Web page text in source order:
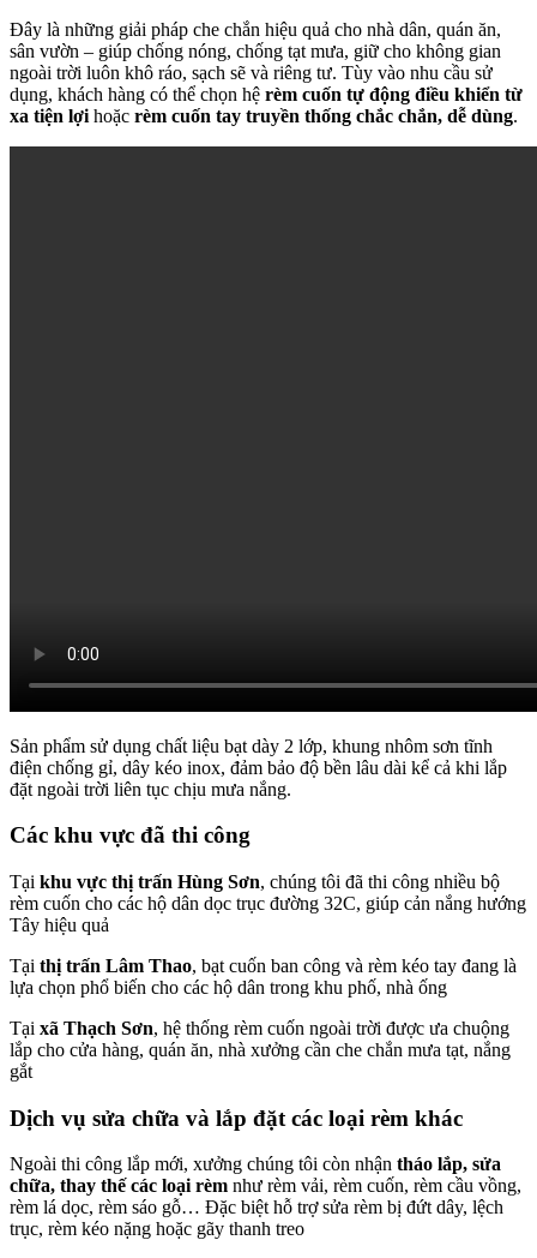
Đây là những giải pháp che chắn hiệu quả cho nhà dân, quán ăn,
sân vườn – giúp chống nóng, chống tạt mưa, giữ cho không gian
ngoài trời luôn khô ráo, sạch sẽ và riêng tư. Tùy vào nhu cầu sử
dụng, khách hàng có thể chọn hệ rèm cuốn tự động điều khiển từ
xa tiện lợi hoặc rèm cuốn tay truyền thống chắc chắn, dễ dùng.
Sản phẩm sử dụng chất liệu bạt dày 2 lớp, khung nhôm sơn tĩnh
điện chống gỉ, dây kéo inox, đảm bảo độ bền lâu dài kể cả khi lắp
đặt ngoài trời liên tục chịu mưa nắng.
Các khu vực đã thi công
Tại khu vực thị trấn Hùng Sơn, chúng tôi đã thi công nhiều bộ
rèm cuốn cho các hộ dân dọc trục đường 32C, giúp cản nắng hướng
Tây hiệu quả
Tại thị trấn Lâm Thao, bạt cuốn ban công và rèm kéo tay đang là
lựa chọn phổ biến cho các hộ dân trong khu phố, nhà ống
Tại xã Thạch Sơn, hệ thống rèm cuốn ngoài trời được ưa chuộng
lắp cho cửa hàng, quán ăn, nhà xưởng cần che chắn mưa tạt, nắng
gắt
Dịch vụ sửa chữa và lắp đặt các loại rèm khác
Ngoài thi công lắp mới, xưởng chúng tôi còn nhận tháo lắp, sửa
chữa, thay thế các loại rèm như rèm vải, rèm cuốn, rèm cầu vồng,
rèm lá dọc, rèm sáo gỗ… Đặc biệt hỗ trợ sửa rèm bị đứt dây, lệch
trục, rèm kéo nặng hoặc gãy thanh treo